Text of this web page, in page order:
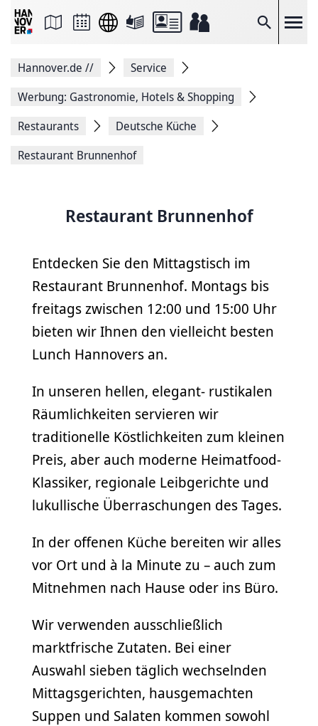
Suche
Seite
Facebook
teilen
Seitenlink
Seite
Hannover.de //
Service
Werbung: Gastronomie, Hotels & Shopping
Restaurants
Deutsche Küche
Restaurant Brunnenhof
Restaurant Brunnenhof
Entdecken Sie den Mittagstisch im
Restaurant Brunnenhof. Montags bis
freitags zwischen 12:00 und 15:00 Uhr
bieten wir Ihnen den vielleicht besten
Lunch Hannovers an.
In unseren hellen, elegant- rustikalen
Räumlichkeiten servieren wir
traditionelle Köstlichkeiten zum kleinen
Preis, aber auch moderne Heimatfood-
Klassiker, regionale Leibgerichte und
lukullische Überraschungen des Tages.
In der offenen Küche bereiten wir alles
vor Ort und à la Minute zu – auch zum
Mitnehmen nach Hause oder ins Büro.
Wir verwenden ausschließlich
marktfrische Zutaten. Bei einer
Auswahl sieben täglich wechselnden
Mittagsgerichten, hausgemachten
Suppen und Salaten kommen sowohl